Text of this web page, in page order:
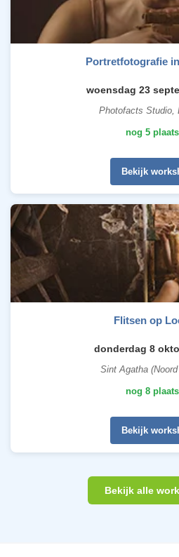
Portretfotografie
woensdag 23
Photofacts Studio,
nog 5
Bekijk
Flitsen op
donderdag 8
Sint Agatha
nog 8
Bekijk
Bekijk alle